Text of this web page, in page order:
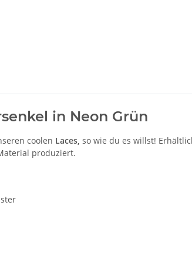
in Neon Grün
coolen Laces, so wie du es willst!
produziert.